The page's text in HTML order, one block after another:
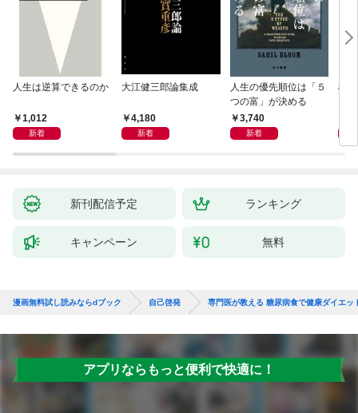
人生は逆算できるのか
1,012
新着
大江健三郎論集成
4,180
新着
人生の優先順位は「５
つの富」が決める
3,740
新着
極
新刊配信予定 ランキング
キャンペーン 無料
漫画無料試し読みならdブック 自己啓発 専門医が教える 糖尿病食で健康ダイエッ
アプリならもっと便利で快適に！